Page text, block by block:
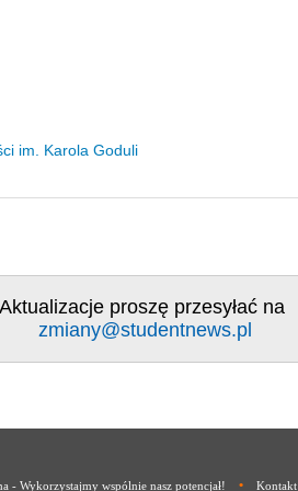
im. Karola Goduli
Aktualizacje proszę przesyłać na
zmiany@studentnews.pl
- Wykorzystajmy wspólnie nasz potencjał! • Kontakt